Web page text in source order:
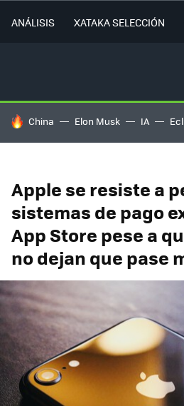
ANÁLISIS XATAKA SELECCIÓN
HOY SE HABLA DE
China Elon Musk IA
Apple se resiste a
sistemas de pago
App Store pese a
no dejan que pase